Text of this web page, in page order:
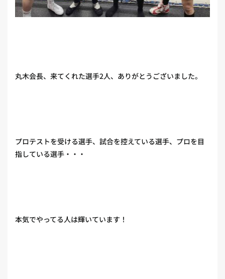
丸木会長、来てくれた選手2人、ありがとうございました。
プロテストを受ける選手、試合を控えている選手、プロを目
指している選手・・・
本気でやってる人は輝いています！